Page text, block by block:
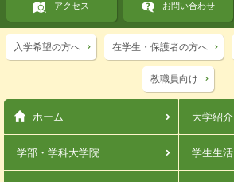
アクセス お問い合わせ
入学希望の方へ 在学生・保護者の方へ
教職員向け
ホーム 大学紹介
学部・学科大学院 学生生活